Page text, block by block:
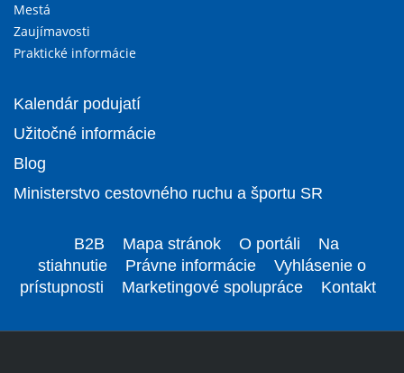
Mestá
Zaujímavosti
Praktické informácie
Kalendár podujatí
Užitočné informácie
Blog
Ministerstvo cestovného ruchu a športu SR
B2B Mapa stránok O portáli
Na
stiahnutie
Právne informácie
Vyhlásenie o
prístupnosti
Marketingové spolupráce Kontakt